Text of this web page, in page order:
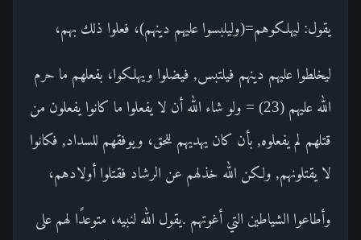
يقول: ليهلكوهم=(وليلبسوا عليهم دينهم)، فعلوا ذلك بهم،
ليخلطوا عليهم دينهم فيلتبس, فيضلوا ويهلكوا، بفعلهم ما حرم
الله عليهم (23) = ولو شاء الله أن لا يفعلوا ما كانوا يفعلون من
قتلهم لم يفعلوه, بأن كان يهديهم للحق، ويوفقهم للسداد, فكانوا
لا يقتلونهم, ولكن الله خذلهم عن الرشاد فقتلوا أولادهم،
وأطاعوا الشياطين التي أغوتهم .يقول الله لنبيه، متوعدًا لهم على